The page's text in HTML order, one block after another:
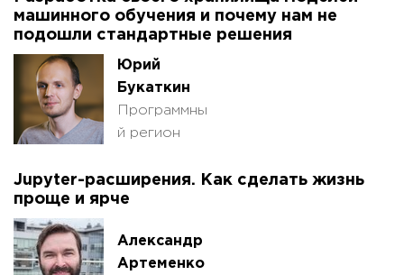
машинного обучения и почему нам не
подошли стандартные решения
Юрий
Букаткин
Программны
й регион
Jupyter-расширения. Как сделать жизнь
проще и ярче
Александр
Артеменко